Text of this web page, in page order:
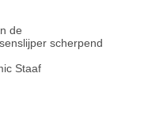
de
scherpend
Staaf